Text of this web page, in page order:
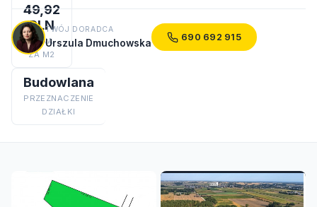
49,92
PLN
CENA
ZA M2
Budowlana
PRZEZNACZENIE
DZIAŁKI
TWÓJ DORADCA
Urszula Dmuchowska 690 692 915